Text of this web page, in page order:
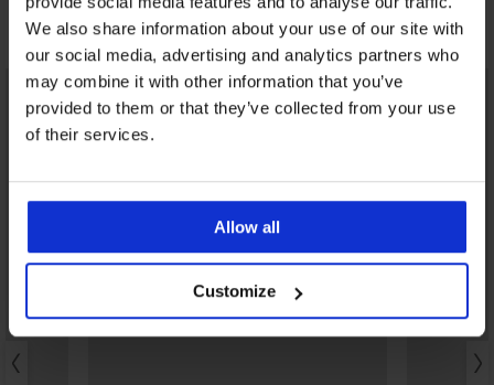
We also share information about your use of our site with
our social media, advertising and analytics partners who
may combine it with other information that you’ve
provided to them or that they’ve collected from your use
of their services.
Allow all
Customize
Odkryj podobne produkty